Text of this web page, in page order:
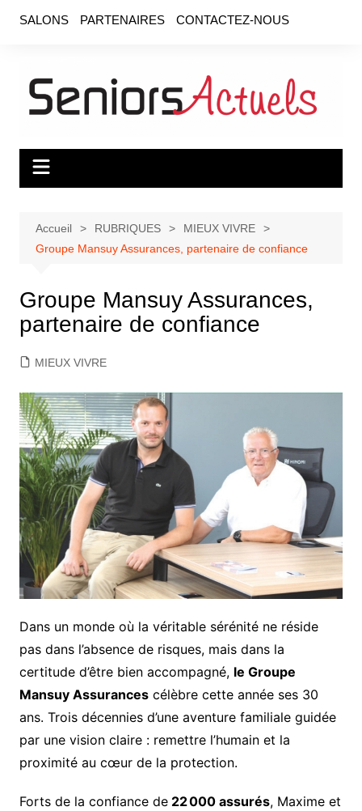
SALONS PARTENAIRES CONTACTEZ-NOUS
Accueil RUBRIQUES
MIEUX VIVRE
Groupe Mansuy Assurances, partenaire de confiance
Groupe Mansuy Assurances,
partenaire de confiance
MIEUX VIVRE
Dans un monde où la véritable sérénité ne réside
pas dans l’absence de risques, mais dans la
certitude d’être bien accompagné, le Groupe
Mansuy Assurancescélèbre cette année ses 30
ans. Trois décennies d’une aventure familiale guidée
par une vision claire : remettre l’humain et la
proximité au cœur de la protection.
Forts de la confiance de22 000 assurés, Maxime et